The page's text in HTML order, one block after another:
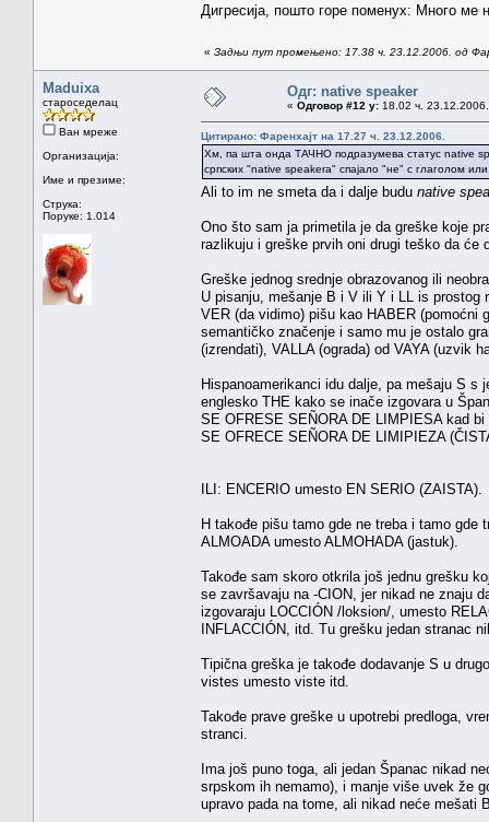
Дигресија, пошто горе поменух: Много ме
« Задњи пут промењено: 17.38 ч. 23.12.2006. од
Maduixa
староседелац
Ван мреже
Организација:
Име и презиме:
Струка:
Поруке: 1.014
Одг: native speaker
« Одговор #12 у: 18.02 ч.
Цитирано: Фаренхајт на 17.27 ч. 23.12.2006.
Хм, па шта онда ТАЧНО подразумева статус native
српских "native speakera" спајало "не" с глаголом
Ali to im ne smeta da i dalje budu native
Ono što sam ja primetila je da greške koje
razlikuju i greške prvih oni drugi teško da će
Greške jednog srednje obrazovanog ili
U pisanju, mešanje B i V ili Y i LL is prostog
VER (da vidimo) pišu kao HABER (pomoćni
semantičko značenje i samo mu je ostalo
(izrendati), VALLA (ograda) od VAYA (uzvik
Hispanoamerikanci idu dalje, pa mešaju S
englesko THE kako se inače izgovara u
SE OFRESE SEÑORA DE LIMPIESA kad
SE OFRECE SEÑORA DE LIMIPIEZA
ILI: ENCERIO umesto EN SERIO (ZAISTA).
H takođe pišu tamo gde ne treba i tamo gde
ALMOADA umesto ALMOHADA (jastuk).
Takođe sam skoro otkrila još jednu grešku
se završavaju na -CION, jer nikad ne znaju
izgovaraju LOCCIÓN /loksion/, umesto
INFLACCIÓN, itd. Tu grešku jedan stranac
Tipična greška je takođe dodavanje S u
vistes umesto viste itd.
Takođe prave greške u upotrebi predloga,
stranci.
Ima još puno toga, ali jedan Španac nikad
srpskom ih nemamo), i manje više uvek že
upravo pada na tome, ali nikad neće mešati